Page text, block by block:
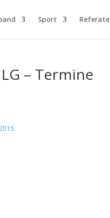
Sport Referate
– Termine
.